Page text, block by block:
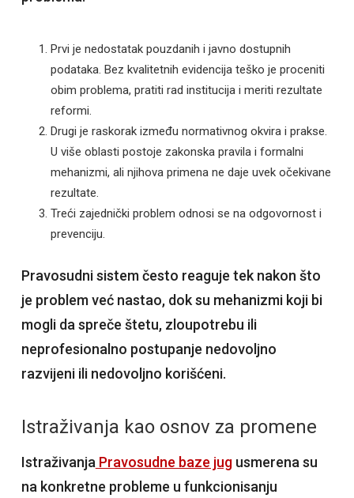
Prvi je nedostatak pouzdanih i javno dostupnih
podataka. Bez kvalitetnih evidencija teško je proceniti
obim problema, pratiti rad institucija i meriti rezultate
reformi.
Drugi je raskorak između normativnog okvira i prakse.
U više oblasti postoje zakonska pravila i formalni
mehanizmi, ali njihova primena ne daje uvek očekivane
rezultate.
Treći zajednički problem odnosi se na odgovornost i
prevenciju.
Pravosudni sistem često reaguje tek nakon što
je problem već nastao, dok su mehanizmi koji bi
mogli da spreče štetu, zloupotrebu ili
neprofesionalno postupanje nedovoljno
razvijeni ili nedovoljno korišćeni.
Istraživanja kao osnov za promene
Istraživanja Pravosudne baze jugusmerena su
na konkretne probleme u funkcionisanju